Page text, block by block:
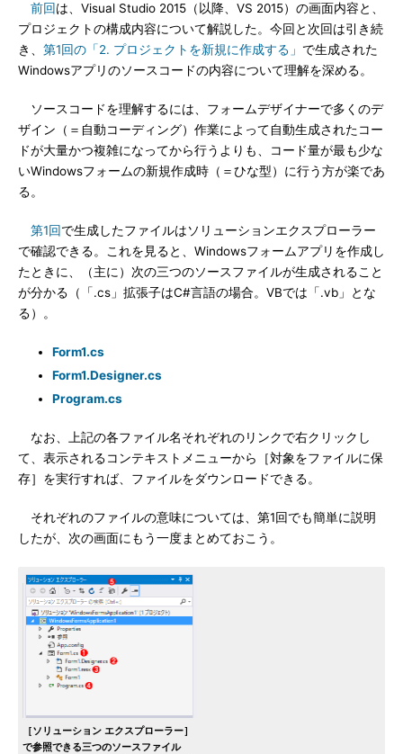
前回は、Visual Studio 2015（以降、VS 2015）の画面内容と、
プロジェクトの構成内容について解説した。今回と次回は引き続
き、 第1回の「2. プロジェクトを新規に作成する」 で生成された
Windowsアプリのソースコードの内容について理解を深める。
ソースコードを理解するには、フォームデザイナーで多くのデ
ザイン（＝自動コーディング）作業によって自動生成されたコー
ドが大量かつ複雑になってから行うよりも、コード量が最も少な
いWindowsフォームの新規作成時（＝ひな型）に行う方が楽であ
る。
第1回で生成したファイルはソリューションエクスプローラー
で確認できる。これを見ると、Windowsフォームアプリを作成し
たときに、（主に）次の三つのソースファイルが生成されること
が分かる（「.cs」拡張子はC#言語の場合。VBでは「.vb」とな
る）。
Form1.cs
Form1.Designer.cs
Program.cs
なお、上記の各ファイル名それぞれのリンクで右クリックし
て、表示されるコンテキストメニューから［対象をファイルに保
存］を実行すれば、ファイルをダウンロードできる。
それぞれのファイルの意味については、第1回でも簡単に説明
したが、次の画面にもう一度まとめておこう。
［ソリューション エクスプローラー］
で参照できる三つのソースファイル